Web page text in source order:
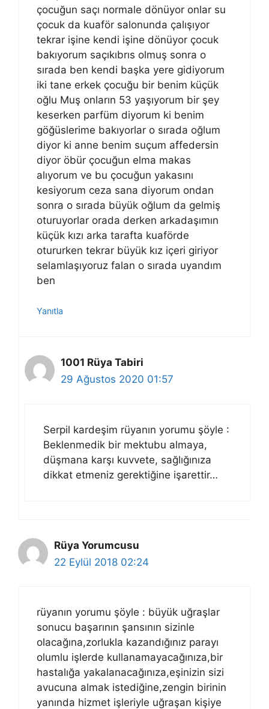
çocuğun saçı normale dönüyor onlar su
çocuk da kuaför salonunda çalışıyor
tekrar işine kendi işine dönüyor çocuk
bakıyorum saçıkıbrıs olmuş sonra o
sırada ben kendi başka yere gidiyorum
iki tane erkek çocuğu bir benim küçük
oğlu Muş onların 53 yaşıyorum bir şey
keserken parfüm diyorum ki benim
göğüslerime bakıyorlar o sırada oğlum
diyor ki anne benim suçum affedersin
diyor öbür çocuğun elma makas
alıyorum ve bu çocuğun yakasını
kesiyorum ceza sana diyorum ondan
sonra o sırada büyük oğlum da gelmiş
oturuyorlar orada derken arkadaşımın
küçük kızı arka tarafta kuaförde
otururken tekrar büyük kız içeri giriyor
selamlaşıyoruz falan o sırada uyandım
ben
Yanıtla
1001 Rüya Tabiri
29 Ağustos 2020 01:57
Serpil kardeşim rüyanın yorumu şöyle :
Beklenmedik bir mektubu almaya,
düşmana karşı kuvvete, sağlığınıza
dikkat etmeniz gerektiğine işarettir…
Rüya Yorumcusu
22 Eylül 2018 02:24
rüyanın yorumu şöyle : büyük uğraşlar
sonucu başarının şansının sizinle
olacağına,zorlukla kazandığınız parayı
olumlu işlerde kullanamayacağınıza,bir
hastalığa yakalanacağınıza,eşinizin sizi
avucuna almak istediğine,zengin birinin
yanında hizmet işleriyle uğraşan kişiye